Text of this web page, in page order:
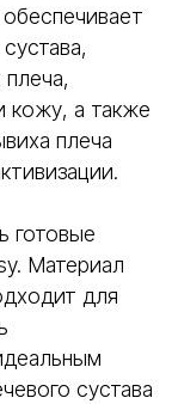
кожу, а также
плеча
готовые
Материал
для
сустава